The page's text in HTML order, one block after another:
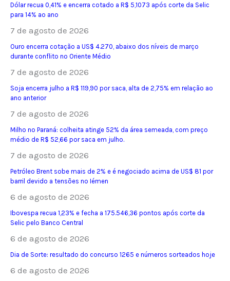
Dólar recua 0,41% e encerra cotado a R$ 5,1073 após corte da Selic
para 14% ao ano
7 de agosto de 2026
Ouro encerra cotação a US$ 4.270, abaixo dos níveis de março
durante conflito no Oriente Médio
7 de agosto de 2026
Soja encerra julho a R$ 119,90 por saca, alta de 2,75% em relação ao
ano anterior
7 de agosto de 2026
Milho no Paraná: colheita atinge 52% da área semeada, com preço
médio de R$ 52,66 por saca em julho.
7 de agosto de 2026
Petróleo Brent sobe mais de 2% e é negociado acima de US$ 81 por
barril devido a tensões no Iémen
6 de agosto de 2026
Ibovespa recua 1,23% e fecha a 175.546,36 pontos após corte da
Selic pelo Banco Central
6 de agosto de 2026
Dia de Sorte: resultado do concurso 1265 e números sorteados hoje
6 de agosto de 2026